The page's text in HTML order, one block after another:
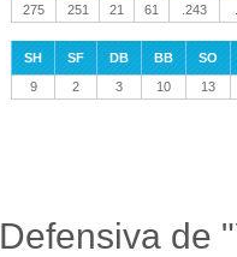
275
251 21 61 .243
SH SF DB BB
SO
9
2 3 10 13
Defensiva de